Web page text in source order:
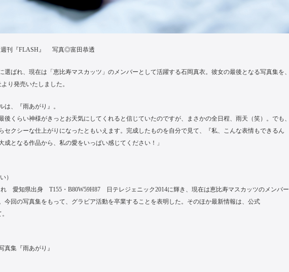
刊『FLASH』 写真◎富田恭透
選ばれ、現在は「恵比寿マスカッツ」のメンバーとして活躍する石岡真衣。彼女の最後となる写真集を、
り発売いたしました。
は、『雨あがり』。
後くらい神様がきっとお天気にしてくれると信じていたのですが、まさかの全日程、雨天（笑）。でも、
セクシーな仕上がりになったともいえます。完成したものを自分で見て、『私、こんな表情もできるん
成となる作品から、私の愛をいっぱい感じてください！」
）
愛知県出身 T155・B80W59H87 日テレジェニック2014に輝き、現在は恵比寿マスカッツのメンバー
今回の写真集をもって、グラビア活動を卒業することを表明した。そのほか最新情報は、公式
真集『雨あがり』